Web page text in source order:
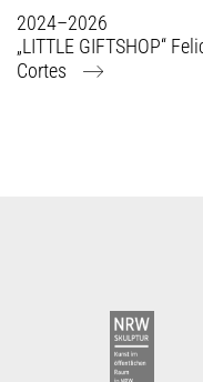
2024–2026
„LITTLE GIFTSHOP“
Cortes